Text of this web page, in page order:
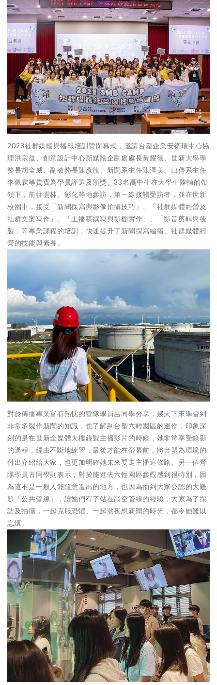
2023社群媒體與播報培訓營閉幕式，邀請台塑企業安衛環中心協
理洪宗益、創意設計中心新媒體企劃處處長黃耀德、世新大學學
務長胡全威、副教務長陳彥龍、新聞系主任陳澤美、口傳系主任
李佩霖等貴賓為學員評選及頒獎。33名高中生在大學生隊輔的帶
領下，前往雲林、彰化等地參訪，第一線接觸受訪者，並在世新
校園中，接受「新聞採寫與影像拍攝技巧」、「社群媒體經營及
社群文案寫作」、「主播稿撰寫與影棚實作」、「影音剪輯與後
製」等專業課程的培訓，快速提升了新聞採寫編播、社群媒體經
營的技能與素養。
對於傳播專業富有熱忱的營隊學員呂同學分享，幾天下來學習到
非常多製作新聞的知識，也了解到台塑六輕園區的運作，印象深
刻的是在世新全媒體大樓錄製主播影片的時候，她非常享受錄影
的過程，經由不斷地練習，最後才能在螢幕前，將台塑為環境的
付出介紹給大家，也更加明確她未來要走主播這條路。另一位營
隊學員古同學則表示，對於能進去六輕園區參觀感到很特別，因
為這不是一般人能隨意進出的地方，也因為抽到大家公認的大難
題「公共管線」，讓她們有了站在高空管線的經驗，大家為了採
訪及拍攝，一起克服恐懼、一起熬夜想新聞的時光，都令她難以
忘懷。